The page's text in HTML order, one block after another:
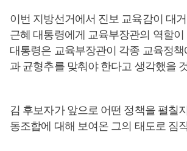
이번 지방선거에서 진보 교육감이 대
근혜 대통령에게 교육부장관의 역할
대통령은 교육부장관이 각종 교육정
과 균형추를 맞춰야 한다고 생각했을
김 후보자가 앞으로 어떤 정책을 펼칠
동조합에 대해 보여온 그의 태도로 짐